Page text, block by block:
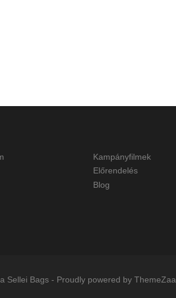
Kampányfilmek
Előrendelés
Blog
Sellei Bags - Proudly powered by ThemeZaa.